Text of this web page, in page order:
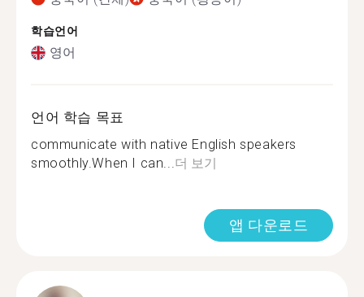
학습언어
영어
언어 학습 목표
communicate with native English speakers
smoothly.When I can...더 보기
앱 다운로드